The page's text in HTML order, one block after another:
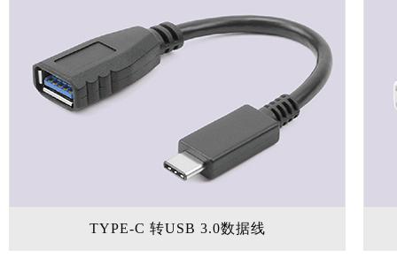
TYPE-C 转USB 3.0数据线